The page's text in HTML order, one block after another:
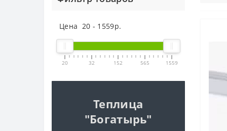
Цена 20 - 1559р.
20 32 152 565 1559
Теплица
"Богатырь"